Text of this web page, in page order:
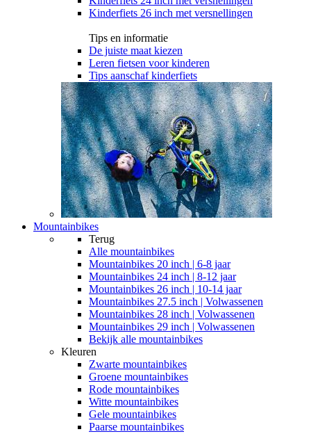
Kinderfiets 26 inch met versnellingen
Tips en informatie
De juiste maat kiezen
Leren fietsen voor kinderen
Tips aanschaf kinderfiets
Mountainbikes
Terug
Alle mountainbikes
Mountainbikes 20 inch | 6-8 jaar
Mountainbikes 24 inch | 8-12 jaar
Mountainbikes 26 inch | 10-14 jaar
Mountainbikes 27.5 inch | Volwassenen
Mountainbikes 28 inch | Volwassenen
Mountainbikes 29 inch | Volwassenen
Bekijk alle mountainbikes
Kleuren
Zwarte mountainbikes
Groene mountainbikes
Rode mountainbikes
Witte mountainbikes
Gele mountainbikes
Paarse mountainbikes